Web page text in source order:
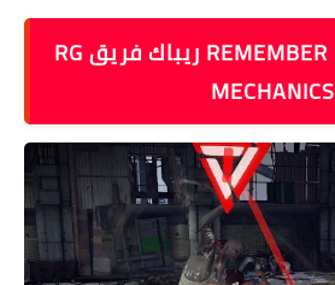
الصور : لعبة REMEMBER ME ريباك فريق RG
MECHANICS